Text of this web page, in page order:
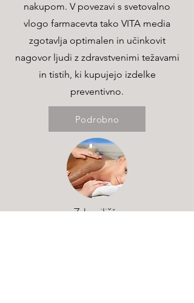
nakupom. V povezavi s svetovalno
vlogo farmacevta tako VITA media
zgotavlja optimalen in učinkovit
nagovor ljudi z zdravstvenimi težavami
in tistih, ki kupujejo izdelke
preventivno.
Podrobno
Zdravilišča